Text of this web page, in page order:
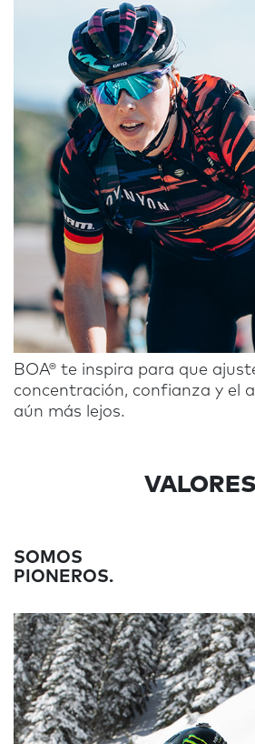
BOA® te inspira para que
concentración, confianza y el
aún más lejos.
VALORES
SOMOS
PIONEROS.